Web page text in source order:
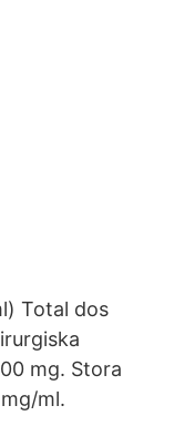
Total dos
mg. Stora
ml.